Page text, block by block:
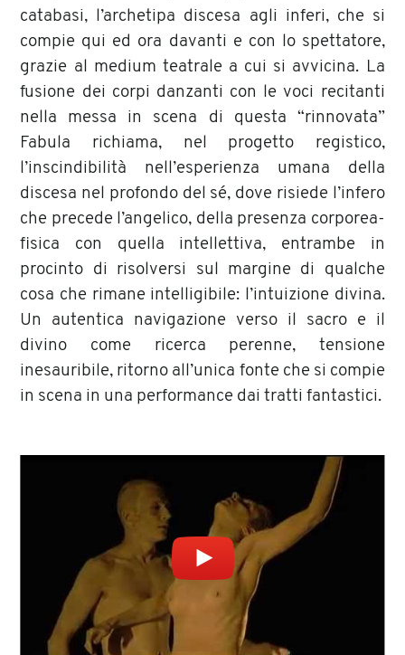
catabasi, l’archetipa discesa agli inferi, che si
compie qui ed ora davanti e con lo spettatore,
grazie al medium teatrale a cui si avvicina. La
fusione dei corpi danzanti con le voci recitanti
nella messa in scena di questa “rinnovata”
Fabula richiama, nel progetto registico,
l’inscindibilità nell’esperienza umana della
discesa nel profondo del sé, dove risiede l’infero
che precede l’angelico, della presenza corporea-
fisica con quella intellettiva, entrambe in
procinto di risolversi sul margine di qualche
cosa che rimane intelligibile: l’intuizione divina.
Un autentica navigazione verso il sacro e il
divino come ricerca perenne, tensione
inesauribile, ritorno all’unica fonte che si compie
in scena in una performance dai tratti fantastici.